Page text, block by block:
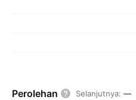
Perolehan Selanjutnya: —